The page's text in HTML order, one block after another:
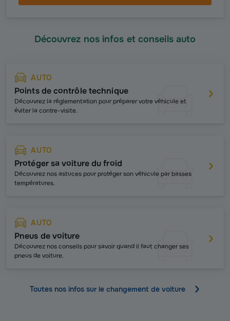
Découvrez nos infos et conseils auto
AUTO
Points de contrôle technique
Découvrez la réglementation pour préparer votre véhicule et
éviter la contre-visite.
AUTO
Protéger sa voiture du froid
Découvrez nos astuces pour protégerson véhicule par basses
températures.
AUTO
Pneus de voiture
Découvrez nos conseils pour savoir quand il faut changer ses
pneus de voiture.
Toutes nos infos sur le changement de voiture